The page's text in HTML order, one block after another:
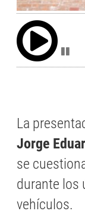
La
Jorge
se
durante los
vehículos.